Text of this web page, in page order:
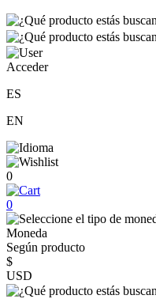
Acceder
ES
EN
0
0
Moneda
Según producto
$
USD